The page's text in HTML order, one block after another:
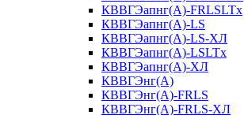
КВВГЭапнг(А)-FRLSLTx
КВВГЭапнг(А)-LS
КВВГЭапнг(А)-LS-ХЛ
КВВГЭапнг(А)-LSLTx
КВВГЭапнг(А)-ХЛ
КВВГЭнг(А)
КВВГЭнг(А)-FRLS
КВВГЭнг(А)-FRLS-ХЛ